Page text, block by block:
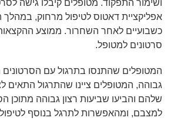
ושימור התפקוד. מטופלים קיבלו גישה
אפליקציית דאטוס לטיפול מרחוק,
סרטונים למטופל.
המטופלים שהתנסו בתרגול עם הסרטונים
גבוהה, המטופלים ציינו שהתרגול התאים
שלהם והביעו שביעות רצון גבוהה מתוכן
למצבם, ומהאפשרות לתרגל בנוסף